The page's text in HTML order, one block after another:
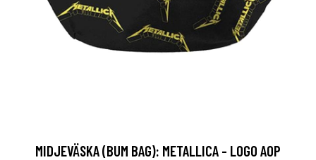
MIDJEVÄSKA (BUM BAG): METALLICA - LOGO AOP